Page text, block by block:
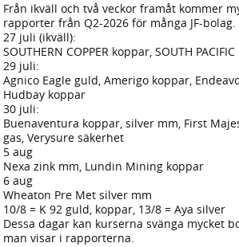
Från ikväll och två veckor framåt kommer
rapporter från Q2-2026 för många JF-
27 juli (ikväll):
SOUTHERN COPPER koppar, SOUTH
29 juli:
Agnico Eagle guld, Amerigo koppar,
Hudbay koppar
30 juli:
Buenaventura koppar, silver mm, First
gas, Verysure säkerhet
5 aug
Nexa zink mm, Lundin Mining koppar
6 aug
Wheaton Pre Met silver mm
10/8 = K 92 guld, koppar, 13/8 = Aya silver
Dessa dagar kan kurserna svänga mycket
man visar i rapporterna.